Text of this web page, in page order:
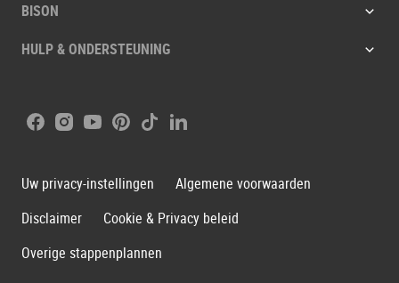
BISON
HULP & ONDERSTEUNING
Facebook
Instagram
YoutubePinterest
TiktokLinkedIn
Uw privacy-instellingen
Algemene voorwaarden
Disclaimer
Cookie & Privacy beleid
Overige stappenplannen